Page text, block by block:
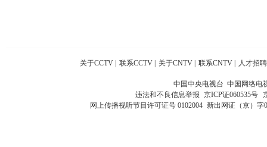
关于CCTV 联系CCTV 关于CNTV 联系CNTV 人才招聘
中国中央电视台 中国网络电
违法和不良信息举报 京ICP证060535号
网上传播视听节目许可证号 0102004 新出网证（京）